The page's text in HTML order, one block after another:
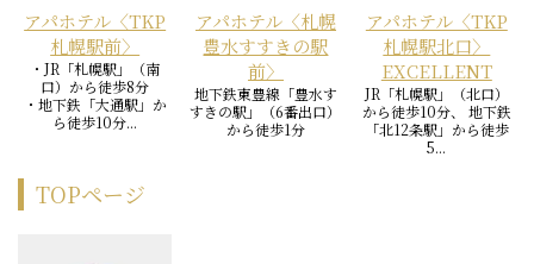
アパホテル〈TKP
札幌駅前〉
・JR「札幌駅」（南
口）から徒歩8分
・地下鉄「大通駅」か
ら徒歩10分...
アパホテル〈札幌
豊水すすきの駅
前〉
地下鉄東豊線「豊水す
すきの駅」（6番出口）
から徒歩1分
アパホテル〈TKP
札幌駅北口〉
EXCELLENT
JR「札幌駅」（北口）
から徒歩10分、 地下鉄
「北12条駅」から徒歩
5...
TOPページ